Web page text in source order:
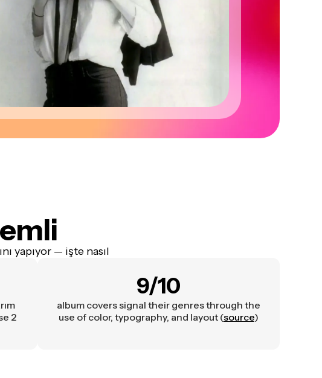
yapıyor — işte nasıl
2
9/10
album covers signal their genres through the
use of color, typography, and layout (source)